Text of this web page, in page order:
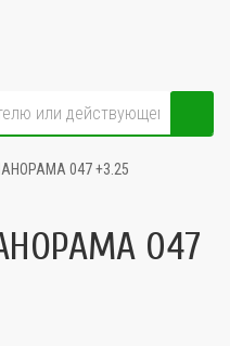
047 +3.25
047